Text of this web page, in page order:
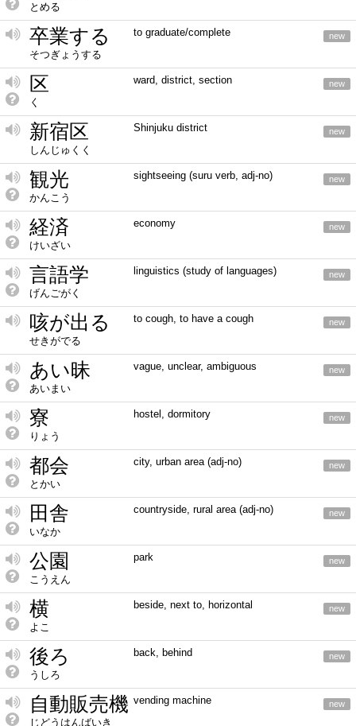
とめる
卒業する
そつぎょうする
to graduate/complete new
区
く
ward, district, section new
新宿区
しんじゅくく
Shinjuku district new
観光
かんこう
sightseeing (suru verb, adj-no) new
経済
けいざい
economy new
言語学
げんごがく
linguistics (study of languages) new
咳が出る
せきがでる
to cough, to have a cough new
あい昧
あいまい
vague, unclear, ambiguous new
寮
りょう
hostel, dormitory new
都会
とかい
city, urban area (adj-no) new
田舎
いなか
countryside, rural area (adj-no) new
公園
こうえん
park new
横
よこ
beside, next to, horizontal new
後ろ
うしろ
back, behind new
自動販売機
じどうはんばいき
vending machine new